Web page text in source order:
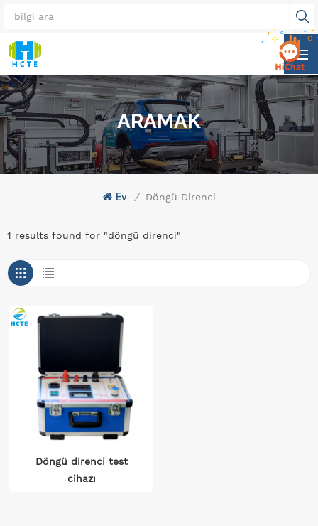
ARAMAK
Ev / Döngü Direnci
1 results found for "döngü direnci"
Döngü direnci test
cihazı